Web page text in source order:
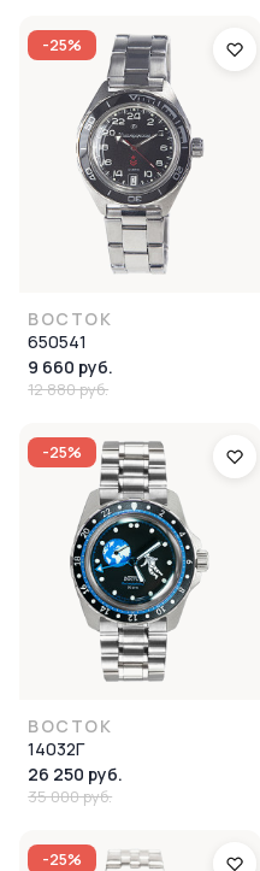
-25%
ВОСТОК
650541
9 660 руб.
12 880 руб.
-25%
ВОСТОК
14032Г
26 250 руб.
35 000 руб.
-25%